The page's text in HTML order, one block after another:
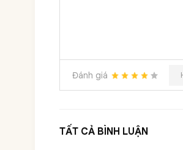
Đánh giá
TẤT CẢ BÌNH LUẬN